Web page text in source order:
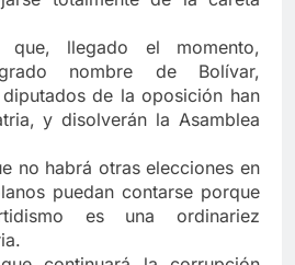
que, llegado el momento,
nombre de Bolívar,
de la oposición han
y disolverán la Asamblea
no habrá otras elecciones en
puedan contarse porque
es una ordinariez